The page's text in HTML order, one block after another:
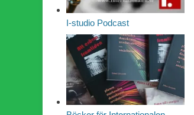
I-studio Podcast